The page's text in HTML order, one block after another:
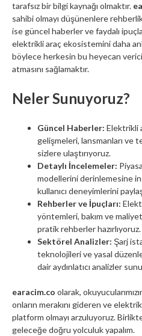
tarafsız bir bilgi kaynağı olmaktır.
sahibi olmayı düşünenlere
ise güncel haberler ve faydalı
elektrikli araç ekosistemini daha
böylece herkesin bu heyecan
atmasını sağlamaktır.
Neler Sunuyoruz?
Güncel Haberler: Elektrikli
gelişmeleri, lansmanları ve
sizlere ulaştırıyoruz.
Detaylı İncelemeler:
modellerini derinlemesine
kullanıcı deneyimlerini
Rehberler ve İpuçları:
yöntemleri, bakım ve
pratik rehberler hazırlıyoruz.
Sektörel Analizler: Şarj
teknolojileri ve yasal
dair aydınlatıcı analizler
earacim.co olarak,
onların merakını gideren ve
platform olmayı arzuluyoruz.
geleceğe doğru yolculuk yapalım.